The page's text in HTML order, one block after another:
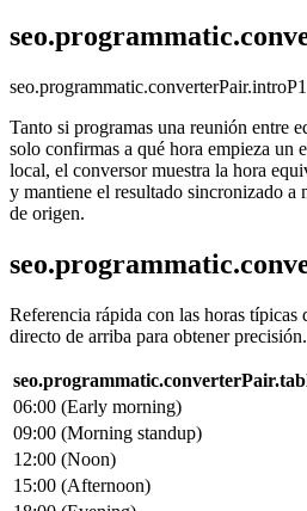
seo.programmatic.converterPair.introP1
Tanto si programas una reunión entre
solo confirmas a qué hora empieza un
local, el conversor muestra la hora
y mantiene el resultado sincronizado a
de origen.
Referencia rápida con las horas típicas
directo de arriba para obtener precisión.
06:00 (Early morning)
09:00 (Morning standup)
12:00 (Noon)
15:00 (Afternoon)